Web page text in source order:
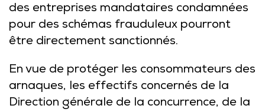
des entreprises mandataires condamnées
pour des schémas frauduleux pourront
être directement sanctionnés.
En vue de protéger les consommateurs des
arnaques, les effectifs concernés de la
Direction générale de la concurrence, de la